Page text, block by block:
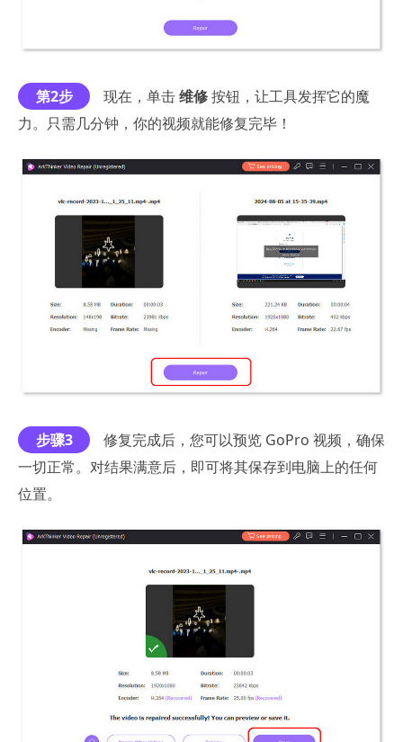
第2步 现在，单击维修按钮，让工具发挥它的魔
力。只需几分钟，你的视频就能修复完毕！
步骤3
修复完成后，您可以预览 GoPro 视频，确保
一切正常。对结果满意后，即可将其保存到电脑上的任何
位置。